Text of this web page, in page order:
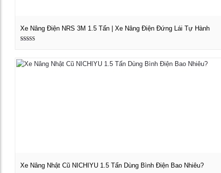
Xe Nâng Điện NRS 3M 1.5 Tấn | Xe Nâng Điện Đứng Lái Tự Hành
5 sao
Xe Nâng Nhật Cũ NICHIYU 1.5 Tấn Dùng Bình Điện Bao Nhiêu?